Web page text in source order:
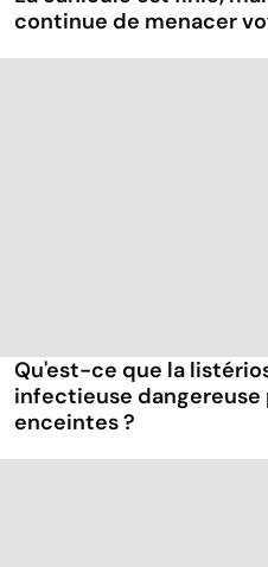
continue de menacer
Qu'est-ce que la
infectieuse dangereuse
enceintes ?